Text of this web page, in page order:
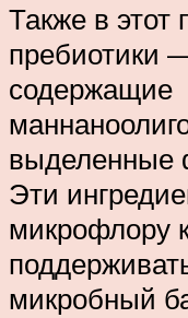
Также в этот
пребиотики
содержащие
выделенные
Эти
микрофлору
микробный